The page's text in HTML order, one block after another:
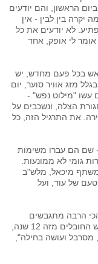
הראשון, והם יודעים
בין לבין - אין
לא יודעים את כל
לי אופק, אחד
בכל פעם מחדש, יש
מזג אוויר סוער, יום
עשו "מילוט נפש" -
הצלה, ונשכבים על
את התרגיל הזה, כל
- שם הם עברו משימות
גומי לא ממונעות.
משתף מיכאל, מלש"ב
של עוד, ועל
הרבה מתגבשים
חותמים ויתור ופורשים - כך גילה לי מפקד גיבוש החובלים מזה 12 שנה,
ועושה בחילה",